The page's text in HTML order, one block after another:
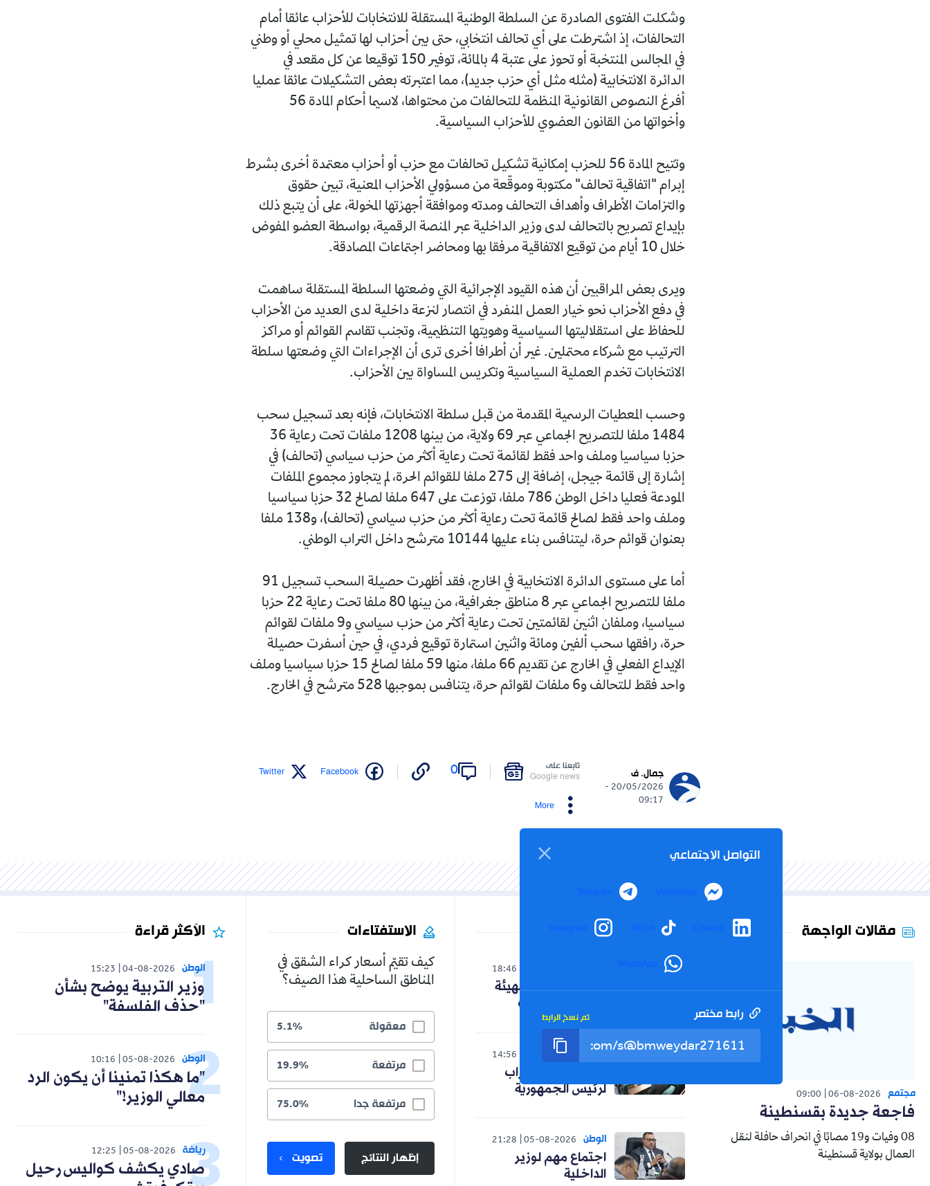
وشكلت الفتوى الصادرة عن السلطة الوطنية المستقلة للانتخابات للأحزاب عائقا أمام
التحالفات، إذ اشترطت على أي تحالف انتخابي، حتى بين أحزاب لها تمثيل محلي أو وطني
في المجالس المنتخبة أو تحوز على عتبة 4 بالمائة، توفير 150 توقيعا عن كل مقعد في
الدائرة الانتخابية (مثله مثل أي حزب جديد)، مما اعتبرته بعض التشكيلات عائقا عمليا
أفرغ النصوص القانونية المنظمة للتحالفات من محتواها، لاسيما أحكام المادة 56
وأخواتها من القانون العضوي للأحزاب السياسية.
وتتيح المادة 56 للحزب إمكانية تشكيل تحالفات مع حزب أو أحزاب معتمدة أخرى بشرط
إبرام "اتفاقية تحالف" مكتوبة وموقّعة من مسؤولي الأحزاب المعنية، تبين حقوق
والتزامات الأطراف وأهداف التحالف ومدته وموافقة أجهزتها المخولة، على أن يتبع ذلك
بإيداع تصريح بالتحالف لدى وزير الداخلية عبر المنصة الرقمية، بواسطة العضو المفوض
خلال 10 أيام من توقيع الاتفاقية مرفقا بها ومحاضر اجتماعات المصادقة.
ويرى بعض المراقبين أن هذه القيود الإجرائية التي وضعتها السلطة المستقلة ساهمت
في دفع الأحزاب نحو خيار العمل المنفرد في انتصار لنزعة داخلية لدى العديد من الأحزاب
للحفاظ على استقلاليتها السياسية وهويتها التنظيمية، وتجنب تقاسم القوائم أو مراكز
الترتيب مع شركاء محتملين. غير أن أطرافا أخرى ترى أن الإجراءات التي وضعتها سلطة
الانتخابات تخدم العملية السياسية وتكريس المساواة بين الأحزاب.
وحسب المعطيات الرسمية المقدمة من قبل سلطة الانتخابات، فإنه بعد تسجيل سحب
1484 ملفا للتصريح الجماعي عبر 69 ولاية، من بينها 1208 ملفات تحت رعاية 36
حزبا سياسيا وملف واحد فقط لقائمة تحت رعاية أكثر من حزب سياسي (تحالف) في
إشارة إلى قائمة جيجل، إضافة إلى 275 ملفا للقوائم الحرة، لم يتجاوز مجموع الملفات
المودعة فعليا داخل الوطن 786 ملفا، توزعت على 647 ملفا لصالح 32 حزبا سياسيا
وملف واحد فقط لصالح قائمة تحت رعاية أكثر من حزب سياسي (تحالف)، و138 ملفا
بعنوان قوائم حرة، ليتنافس بناء عليها 10144 مترشح داخل التراب الوطني.
أما على مستوى الدائرة الانتخابية في الخارج، فقد أظهرت حصيلة السحب تسجيل 91
ملفا للتصريح الجماعي عبر 8 مناطق جغرافية، من بينها 80 ملفا تحت رعاية 22 حزبا
سياسيا، وملفان اثنين لقائمتين تحت رعاية أكثر من حزب سياسي و9 ملفات لقوائم
حرة، رافقها سحب ألفين ومائة واثنين استمارة توقيع فردي، في حين أسفرت حصيلة
الإيداع الفعلي في الخارج عن تقديم 66 ملفا، منها 59 ملفا لصالح 15 حزبا سياسيا وملف
واحد فقط للتحالف و6 ملفات لقوائم حرة، يتنافس بموجبها 528 مترشح في الخارج.
جمال. ف
20/05/2026 -
09:17
تابعنا على
Google news
0
Facebook
Twitter
More
التواصل الاجتماعي
Messenger
Telegram
LinkedIn
TikTok
Instagram
WhatsApp
رابط مختصر تم نسخ الرابط
مقالات الواجهة
مجتمع 06-08-2026
09:00
فاجعة جديدة بقسنطينة
08 وفيات و19 مصابًا في انحراف حافلة لنقل
العمال بولاية قسنطينة
18:46
ترقب لاستدعاء الهيئة
الناخبة نهاية أوت
الوطن 05-08-2026
14:56
هذه مطالب الأحزاب
لرئيس الجمهورية
الوطن 05-08-2026
21:28
اجتماع مهم لوزير
الداخلية
الاستفتاءات
كيف تقيّم أسعار كراء الشقق في
المناطق الساحلية هذا الصيف؟
معقولة 5.1%
مرتفعة 19.9%
مرتفعة جدا 75.0%
إظهار النتائج تصويت
الأكثر قراءة
الوطن 04-08-2026
15:23
وزير التربية يوضح بشأن
"حذف الفلسفة"
الوطن 05-08-2026
10:16
"ما هكذا تمنينا أن يكون الرد
معالي الوزير!"
رياضة 05-08-2026
12:25
صادي يكشف كواليس رحيل